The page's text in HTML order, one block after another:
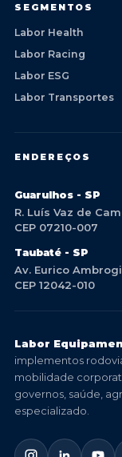
SEGMENTOS
Labor Health
Labor Racing
Labor ESG
Labor Transportes
ENDEREÇOS
Guarulhos - SP
R. Luís Vaz de
CEP 07210-007
Taubaté - SP
Av. Eurico
CEP 12042-010
Labor
implementos
mobilidade
governos, saúde,
especializado.